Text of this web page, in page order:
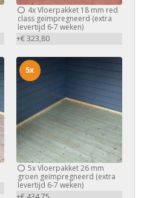
4xVloerpakket 18 mm red
class geïmpregneerd (extra
levertijd 6-7 weken)
+€ 323,80
5xVloerpakket 26 mm
groen geïmpregneerd (extra
levertijd 6-7 weken)
5x